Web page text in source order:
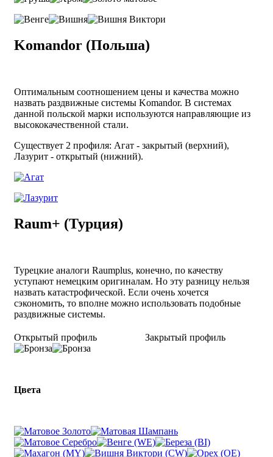
Komandor (Польша)
Оптимальным соотношением цены и качества можно
назвать раздвижные системы Komandor. В системах
данной польской марки используются направляющие из
высококачественной стали.
Существует 2 профиля: Агат - закрытый (верхний),
Лазурит - открытый (нижний).
Raum+ (Турция)
Турецкие аналоги Raumplus, конечно, по качеству
уступают немецким оригиналам. Но эту разницу нельзя
назвать катастрофической. Если очень хочется
сэкономить, то вполне можно использовать подобные
раздвижные системы.
Открытый профиль Закрытый профиль
Цвета